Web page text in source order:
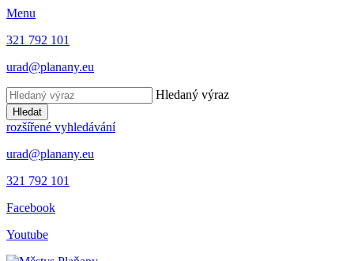
Menu
321 792 101
urad@planany.eu
Hledaný výraz
Hledat
rozšířené vyhledávání
urad@planany.eu
321 792 101
Facebook
Youtube